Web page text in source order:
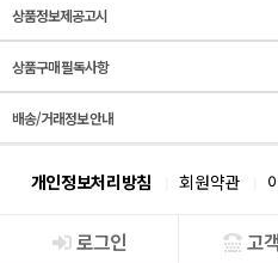
상품정보제공고시
상품구매 필독사항
배송/거래정보 안내
개인정보처리방침 회원약관
회
로그인 고